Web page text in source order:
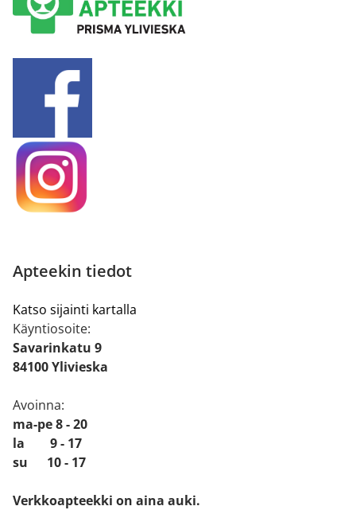
Apteekin tiedot
Katso sijainti kartalla
Käyntiosoite:
Savarinkatu 9
84100 Ylivieska
Avoinna:
ma-pe 8 - 20
la 9 - 17
su 10 - 17
Verkkoapteekki on aina auki.